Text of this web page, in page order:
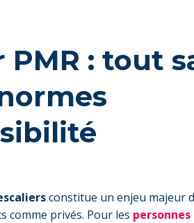
PMR : tout
constitue un enjeu majeur
comme privés. Pour les